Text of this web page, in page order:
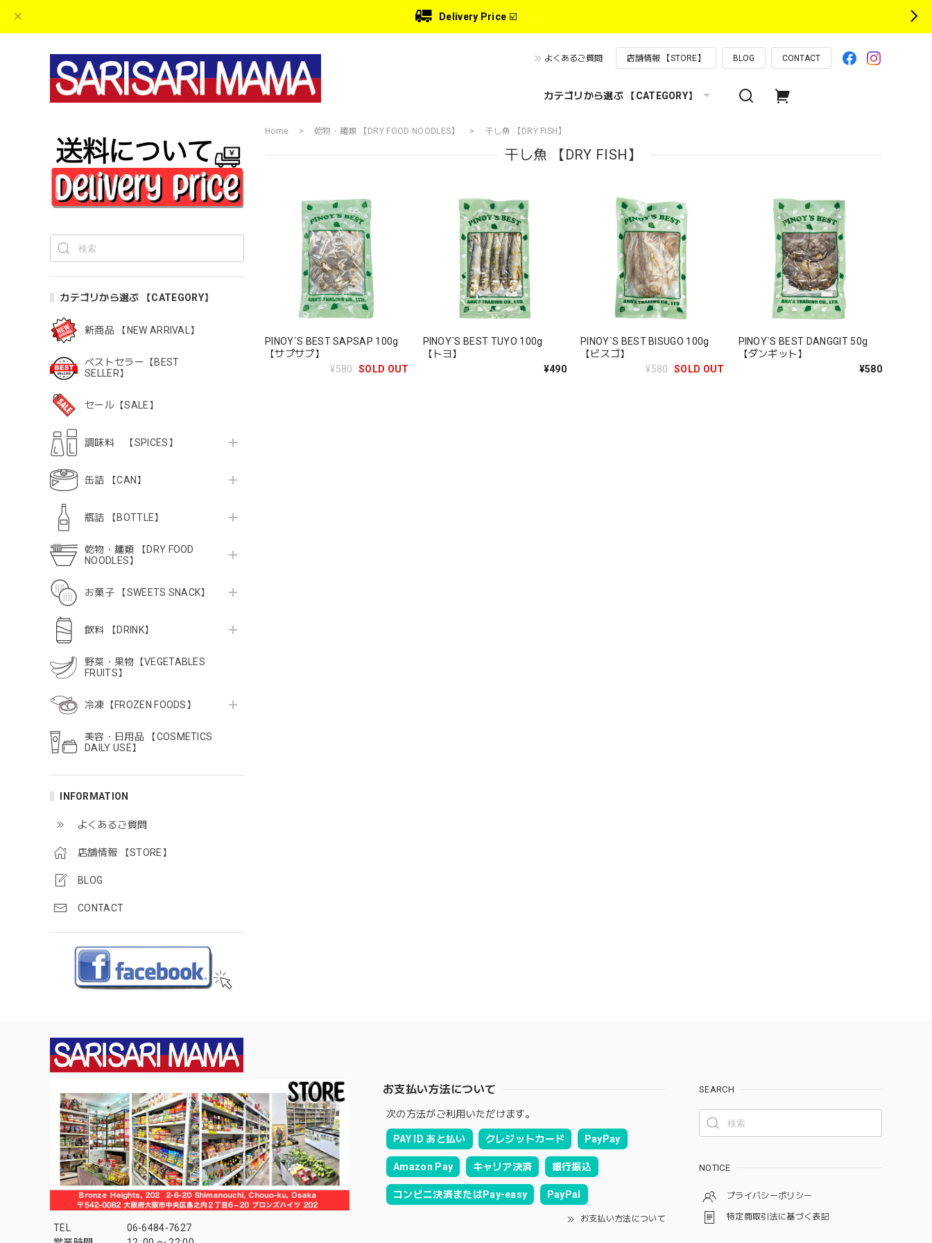
Delivery Price ☑️
よくあるご質問 店舗情報 【STORE】 BLOG CONTACT
カテゴリから選ぶ 【CATEGORY】
カテゴリから選ぶ 【CATEGORY】
新商品 【NEW ARRIVAL】
ベストセラー【BEST
SELLER】
セール【SALE】
調味料 【SPICES】
缶詰 【CAN】
瓶詰 【BOTTLE】
乾物・麺類 【DRY FOOD
NOODLES】
お菓子 【SWEETS SNACK】
飲料 【DRINK】
野菜・果物【VEGETABLES
FRUITS】
冷凍【FROZEN FOODS】
美容・日用品 【COSMETICS
DAILY USE】
INFORMATION
よくあるご質問
店舗情報 【STORE】
BLOG
CONTACT
Home 乾物・麺類 【DRY FOOD NOODLES】 干し魚 【DRY FISH】
干し魚 【DRY FISH】
PINOY`S BEST SAPSAP 100g
【サプサプ】
¥580
SOLD OUT
PINOY`S BEST TUYO 100g
【トヨ】
¥490
PINOY`S BEST BISUGO 100g
【ビスゴ】
¥580
SOLD OUT
PINOY`S BEST DANGGIT 50g
【ダンギット】
¥580
TEL
06-6484-7627
お支払い方法について
次の方法がご利用いただけます。
PAY ID あと払い クレジットカード PayPay
Amazon Pay キャリア決済 銀行振込
コンビニ決済またはPay-easy PayPal
お支払い方法について
SEARCH
NOTICE
プライバシーポリシー
特定商取引法に基づく表記